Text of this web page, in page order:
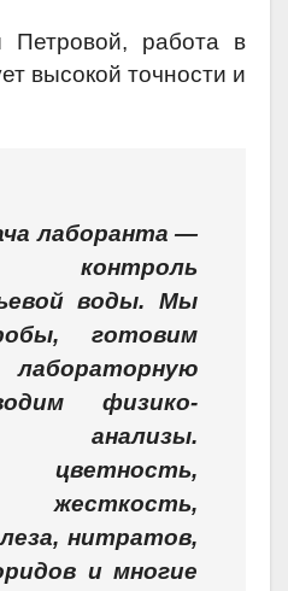
работа в
высокой точности и
лаборанта —
контроль
воды. Мы
готовим
физико-
анализы.
нитратов,
и многие